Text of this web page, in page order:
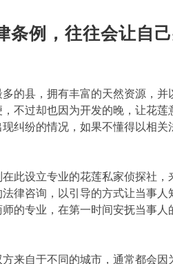
条例，往往会让自
的县，拥有丰富的天然资源，
不过却也因为开发的晚，让花
纠纷的情况，如果不懂得以相
此设立专业的花莲私家侦探社
律咨询，以引导的方式让当事
的专业，在第一时间安抚当事
来自于不同的城市，通常都会